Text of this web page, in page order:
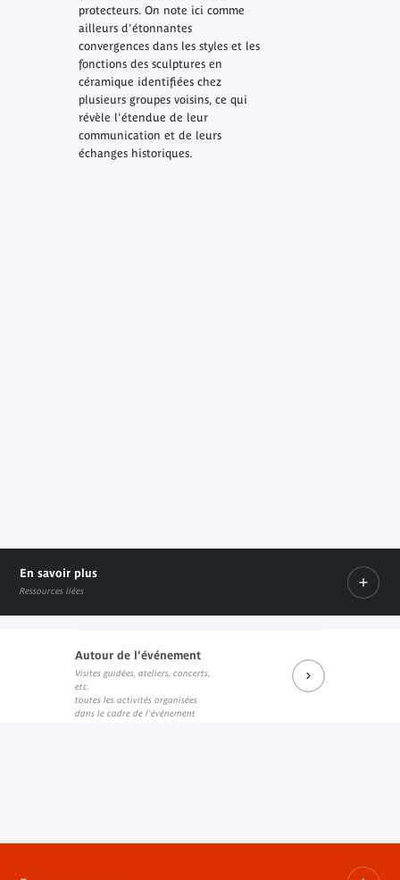
protecteurs. On note ici comme
ailleurs d'étonnantes
convergences dans les styles et les
fonctions des sculptures en
céramique identifiées chez
plusieurs groupes voisins, ce qui
révèle l'étendue de leur
communication et de leurs
échanges historiques.
En savoir plus
Ressources liées
Catalogue de l'exposition
Lien interne
Autour de l'événement
Visites guidées, ateliers, concerts,
etc.
toutes les activités organisées
dans le cadre de l'événement